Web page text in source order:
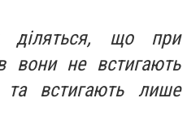
діляться, що при
вони не встигають
встигають лише